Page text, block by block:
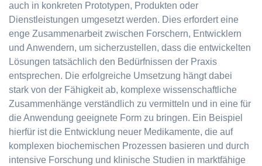
auch in konkreten Prototypen, Produkten oder
Dienstleistungen umgesetzt werden. Dies erfordert eine
enge Zusammenarbeit zwischen Forschern, Entwicklern
und Anwendern, um sicherzustellen, dass die entwickelten
Lösungen tatsächlich den Bedürfnissen der Praxis
entsprechen. Die erfolgreiche Umsetzung hängt dabei
stark von der Fähigkeit ab, komplexe wissenschaftliche
Zusammenhänge verständlich zu vermitteln und in eine für
die Anwendung geeignete Form zu bringen. Ein Beispiel
hierfür ist die Entwicklung neuer Medikamente, die auf
komplexen biochemischen Prozessen basieren und durch
intensive Forschung und klinische Studien in marktfähige